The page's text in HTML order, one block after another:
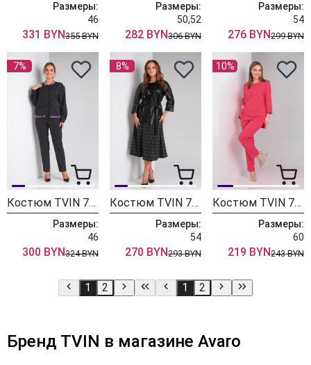
Размеры:
46
331 BYN355 BYN
Размеры:
50,52
282 BYN306 BYN
Размеры:
54
276 BYN299 BYN
7%
Костюм TVIN 7659 сирень
Размеры:
46
300 BYN324 BYN
8%
Костюм TVIN 7718
Размеры:
54
270 BYN293 BYN
10%
Костюм TVIN 7612Л малина
Размеры:
60
219 BYN243 BYN
1 2 1 2
Бренд TVIN в магазине Avaro